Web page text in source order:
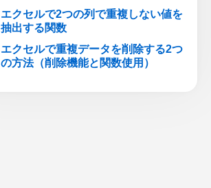
エクセルで2つの列で重複しない値を
抽出する関数
エクセルで重複データを削除する2つ
の方法（削除機能と関数使用）